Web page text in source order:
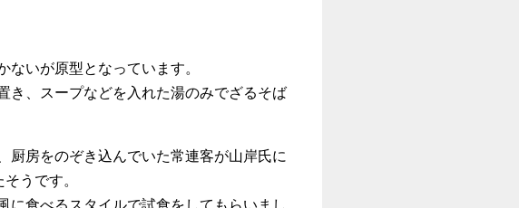
ないが原型となっています。
き、スープなどを入れた湯のみでざるそば
厨房をのぞき込んでいた常連客が山岸氏に
うです。